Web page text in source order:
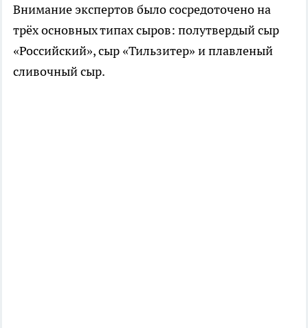
Внимание экспертов было сосредоточено на
трёх основных типах сыров: полутвердый сыр
«Российский», сыр «Тильзитер» и плавленый
сливочный сыр.